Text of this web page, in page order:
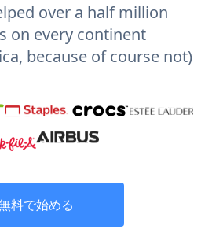
over a half million
on every continent
because of course not)
料で始める